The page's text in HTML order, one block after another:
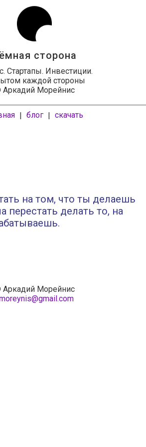
сторона
Стартапы. Инвестиции.
каждой стороны
Аркадий Морейнис
| блог | скачать
на том, что ты делаешь
перестать делать то, на
Аркадий Морейнис